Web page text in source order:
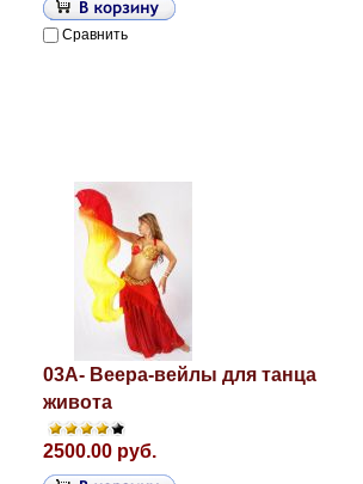
Сравнить
03A- Веера-вейлы для танца
живота
2500.00 руб.